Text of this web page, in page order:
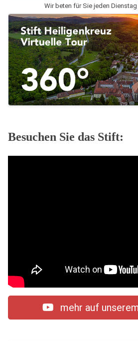
Wir beten für Sie jeden Dienstag
Besuchen Sie das Stift:
mehr auf